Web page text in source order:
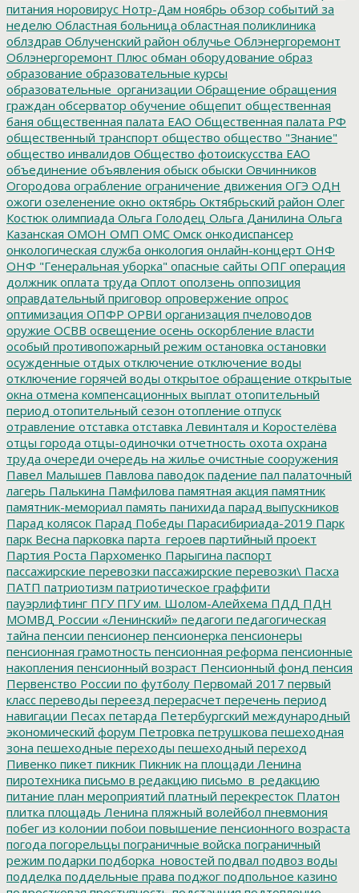
питания норовирус Нотр-Дам ноябрь обзор событий за
неделю Областная больница областная поликлиника
облздрав Облученский район облучье Облэнергоремонт
Облэнергоремонт Плюс обман оборудование образ
образование образовательные курсы
образовательные_организации Обращение обращения
граждан обсерватор обучение общепит общественная
баня общественная палата ЕАО Общественная палата РФ
общественный транспорт общество общество "Знание"
общество инвалидов Общество фотоискусства ЕАО
объединение объявления обыск обыски Овчинников
Огородова ограбление ограничение движения ОГЭ ОДН
ожоги озеленение окно октябрь Октябрьский район Олег
Костюк олимпиада Ольга Голодец Ольга Данилина Ольга
Казанская ОМОН ОМП ОМС Омск онкодиспансер
онкологическая служба онкология онлайн-концерт ОНФ
ОНФ "Генеральная уборка" опасные сайты ОПГ операция
должник оплата труда Оплот оползень оппозиция
оправдательный приговор опровержение опрос
оптимизация ОПФР ОРВИ организация пчеловодов
оружие ОСВВ освещение осень оскорбление власти
особый противопожарный режим остановка остановки
осужденные отдых отключение отключение воды
отключение горячей воды открытое обращение открытые
окна отмена компенсационных выплат отопительный
период отопительный сезон отопление отпуск
отравление отставка отставка Левинталя и Коростелёва
отцы города отцы-одиночки отчетность охота охрана
труда очереди очередь на жилье очистные сооружения
Павел Малышев Павлова паводок падение пал палаточный
лагерь Палькина Памфилова памятная акция памятник
памятник-мемориал память панихида парад выпускников
Парад колясок Парад Победы Парасибириада-2019 Парк
парк Весна парковка парта_героев партийный проект
Партия Роста Пархоменко Парыгина паспорт
пассажирские перевозки пассажирские перевозки\ Пасха
ПАТП патриотизм патриотическое граффити
пауэрлифтинг ПГУПГУ им. Шолом-Алейхема ПДД ПДН
МОМВД России «Ленинский» педагоги педагогическая
тайна пенсии пенсионер пенсионерка пенсионеры
пенсионная грамотность пенсионная реформа пенсионные
накопления пенсионный возраст Пенсионный фонд пенсия
Первенство России по футболу Первомай 2017 первый
класс переводы переезд перерасчет перечень период
навигации Песах петарда Петербургский международный
экономический форум Петровка петрушкова пешеходная
зона пешеходные переходы пешеходный переход
Пивенко пикет пикник Пикник на площади Ленина
пиротехника письмо в редакцию письмо_в_редакцию
питание план мероприятий платный перекресток Платон
плитка площадь Ленина пляжный волейбол пневмония
побег из колонии побои повышение пенсионного возраста
погода погорельцы пограничные войска пограничный
режим подарки подборка_новостей подвал подвоз воды
подделка поддельные права поджог подпольное казино